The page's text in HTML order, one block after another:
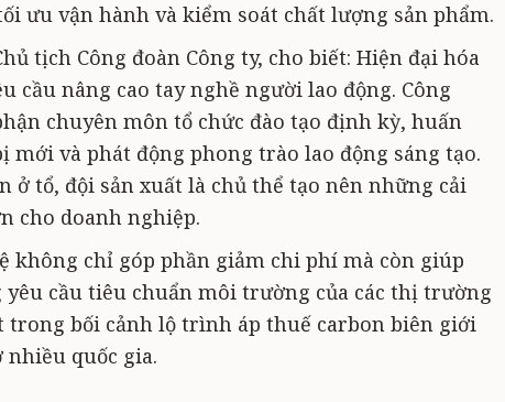
ưu vận hành và kiểm soát chất lượng sản phẩm.
tịch Công đoàn Công ty, cho biết: Hiện đại hóa
cầu nâng cao tay nghề người lao động. Công
chuyên môn tổ chức đào tạo định kỳ, huấn
và phát động phong trào lao động sáng tạo.
ở tổ, đội sản xuất là chủ thể tạo nên những cải
cho doanh nghiệp.
không chỉ góp phần giảm chi phí mà còn giúp
yêu cầu tiêu chuẩn môi trường của các thị trường
trong bối cảnh lộ trình áp thuế carbon biên giới
quốc gia.